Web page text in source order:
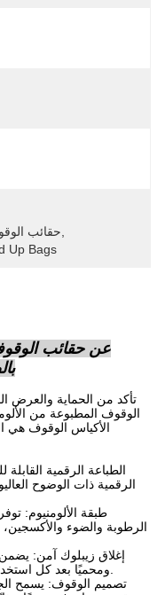
حقائب
Up Bags
عن حقائب
تأكد من الحماية والعرض
الوقوف المطبوعة من
الأكياس الوقوف هي
الطباعة الرقمية
الرقمية ذات الوضوح
طبقة الألومنيوم:
الرطوبة والضوء
إغلاق زيبلوك آمن: يضمن
تصميم الوقوف: يسمح